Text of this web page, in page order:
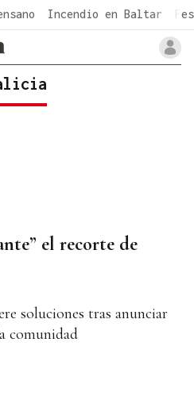
Incendio en Baltar
el recorte de
soluciones tras anunciar
comunidad